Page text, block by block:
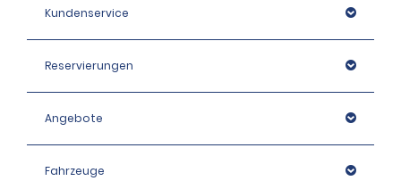
Kundenservice
Reservierungen
Angebote
Fahrzeuge